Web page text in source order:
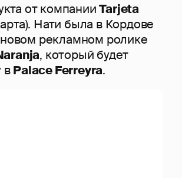
от компанииTarjeta
Нати была в Кордове
новом рекламном ролике
, который будет
вPalace Ferreyra.